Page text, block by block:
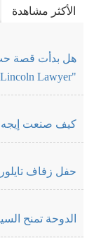
الأكثر مشاهدة
هل بدأت قصة
"Lincoln Lawyer" يشعل التكهنات
كيف صنعت إيجه
حفل زفاف
الدوحة تمنح السينما